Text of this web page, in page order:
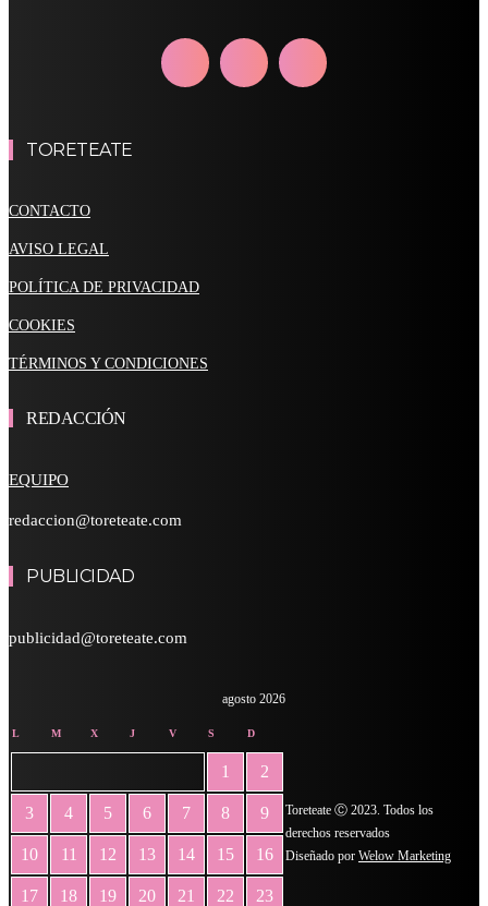
TORETEATE
CONTACTO
AVISO LEGAL
POLÍTICA DE PRIVACIDAD
COOKIES
TÉRMINOS Y CONDICIONES
REDACCIÓN
EQUIPO
redaccion@toreteate.com
PUBLICIDAD
publicidad@toreteate.com
agosto 2026
L M X J V S D
1 2
3 4 5 6 7 8 9
10 11 12 13 14 15 16
17 18 19 20 21 22 23
Toreteate Ⓒ 2023. Todos los
derechos reservados
Diseñado por Welow Marketing